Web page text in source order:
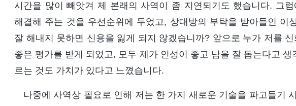
시간을 많이 빼앗겨 제 본래의 사역이 좀 지연되기도 했습니다. 그
해결해 주는 것을 우선순위에 두었고, 상대방의 부탁을 받아들인 이
잘 해내지 못하면 신용을 잃게 되지 않겠습니까? 앞으로 누가 저를
좋은 평가를 받게 되었고, 모두 제가 인성이 좋고 남을 잘 돕는다고 생
르는 것도 가치가 있다고 느꼈습니다.
나중에 사역상 필요로 인해 저는 한 가지 새로운 기술을 파고들기